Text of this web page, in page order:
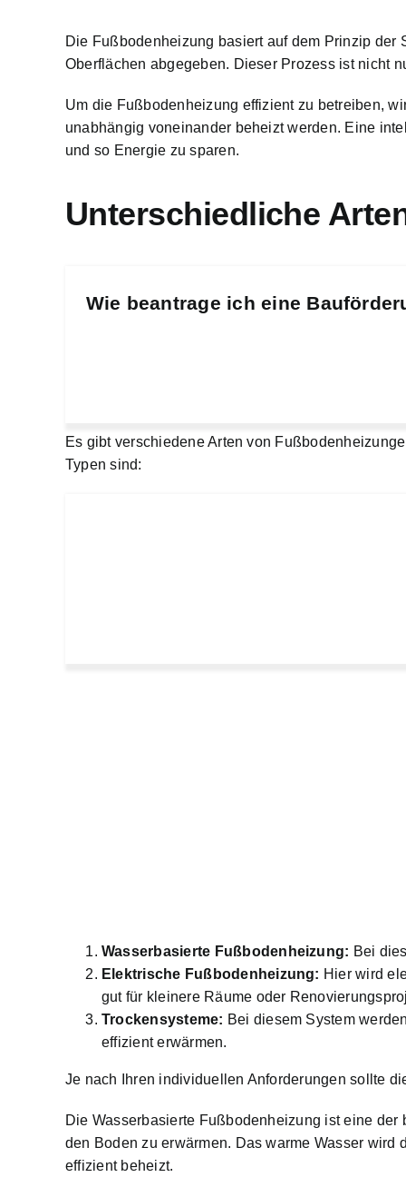
Die Fußbodenheizung basiert auf dem Prinzip
Oberflächen abgegeben. Dieser Prozess ist nicht
Um die Fußbodenheizung effizient zu betreiben,
unabhängig voneinander beheizt werden. Eine
und so Energie zu sparen.
Unterschiedliche
Wie beantrage ich eine
Es gibt verschiedene Arten von
Typen sind:
Wasserbasierte Fußbodenheizung: Bei
Elektrische Fußbodenheizung: Hier wird
gut für kleinere Räume oder
Trockensysteme: Bei diesem System
effizient erwärmen.
Je nach Ihren individuellen Anforderungen sollte
Die Wasserbasierte Fußbodenheizung ist eine
den Boden zu erwärmen. Das warme Wasser
effizient beheizt.